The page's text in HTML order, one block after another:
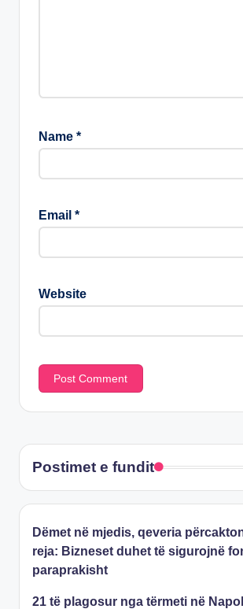
Name *
Email *
Website
Postimet e fundit
Dëmet në mjedis, qeveria
reja: Bizneset duhet të sigurojnë
paraprakisht
21 të plagosur nga tërmeti në